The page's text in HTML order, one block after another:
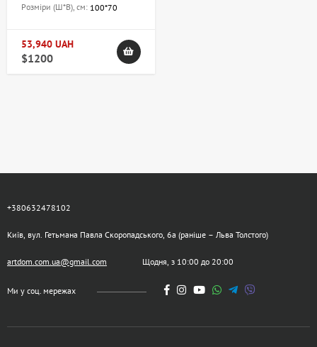
Розміри (Ш*В), см: 100*70
53,940 UAH
$1200
+380632478102
Київ, вул. Гетьмана Павла Скоропадського, 6а (раніше – Льва Толстого)
artdom.com.ua@gmail.com Щодня, з 10:00 до 20:00
Ми у соц. мережах